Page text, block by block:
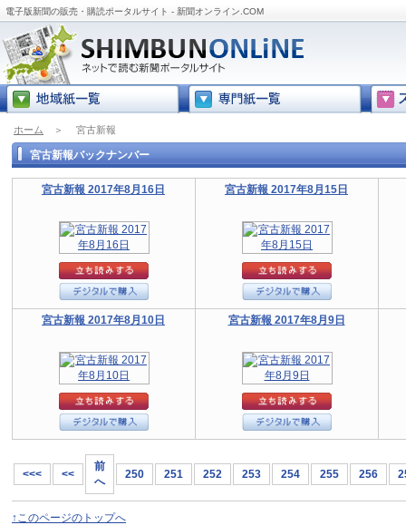
電子版新聞の販売・購読ポータルサイト - 新聞オンライン.COM
ホーム ＞ 宮古新報
宮古新報バックナンバー
宮古新報 2017年8月16日 宮古新報 2017年8月15日
宮古新報 2017年8月10日 宮古新報 2017年8月9日
<<< <<
前
へ
250 251 252 253 254 255 256
↑このページのトップへ